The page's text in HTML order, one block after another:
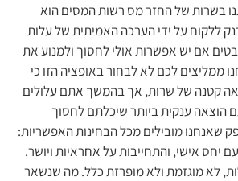
בשרות של החזר מס רשות המסים הוא
ללקוח על ידי הערכה האמיתית של עלות
אם יש אפשרות אולי לחסוך ולמנוע את
ממליצים לכם לא לבחור באופציה הזו כי
קטנה של שרות, אך בהמשך אתם עלולים
הוצאה ענקית ביותר שיכלתם לחסוך
שאנחנו מובילים מכל הבחינות האפשריות:
יחס אישי, והתחייבות על אחראיות ויושר.
לא מוגזמת ולא מופרזת כלל. מה שנשאר